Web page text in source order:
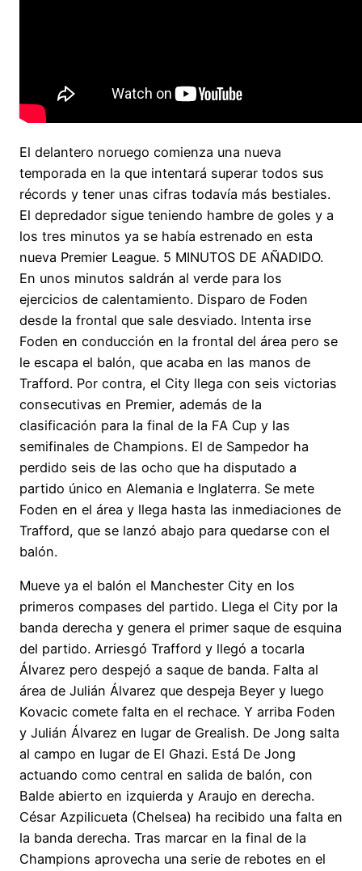
El delantero noruego comienza una nueva
temporada en la que intentará superar todos sus
récords y tener unas cifras todavía más bestiales.
El depredador sigue teniendo hambre de goles y a
los tres minutos ya se había estrenado en esta
nueva Premier League. 5 MINUTOS DE AÑADIDO.
En unos minutos saldrán al verde para los
ejercicios de calentamiento. Disparo de Foden
desde la frontal que sale desviado. Intenta irse
Foden en conducción en la frontal del área pero se
le escapa el balón, que acaba en las manos de
Trafford. Por contra, el City llega con seis victorias
consecutivas en Premier, además de la
clasificación para la final de la FA Cup y las
semifinales de Champions. El de Sampedor ha
perdido seis de las ocho que ha disputado a
partido único en Alemania e Inglaterra. Se mete
Foden en el área y llega hasta las inmediaciones de
Trafford, que se lanzó abajo para quedarse con el
balón.
Mueve ya el balón el Manchester City en los
primeros compases del partido. Llega el City por la
banda derecha y genera el primer saque de esquina
del partido. Arriesgó Trafford y llegó a tocarla
Álvarez pero despejó a saque de banda. Falta al
área de Julián Álvarez que despeja Beyer y luego
Kovacic comete falta en el rechace. Y arriba Foden
y Julián Álvarez en lugar de Grealish. De Jong salta
al campo en lugar de El Ghazi. Está De Jong
actuando como central en salida de balón, con
Balde abierto en izquierda y Araujo en derecha.
César Azpilicueta (Chelsea) ha recibido una falta en
la banda derecha. Tras marcar en la final de la
Champions aprovecha una serie de rebotes en el